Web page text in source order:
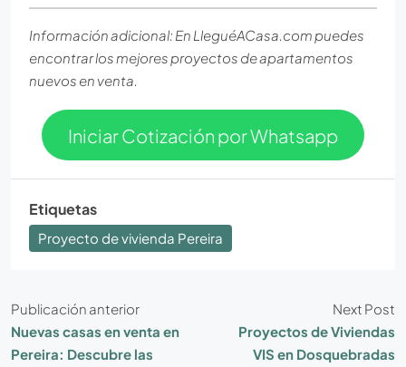
Información adicional: En LleguéACasa.com puedes
encontrar los mejores proyectos de apartamentos
nuevos en venta.
Iniciar Cotización por Whatsapp
Etiquetas
Proyecto de vivienda Pereira
Publicación anterior
Nuevas casas en venta en
Pereira: Descubre las
Next Post
Proyectos de Viviendas
VIS en Dosquebradas